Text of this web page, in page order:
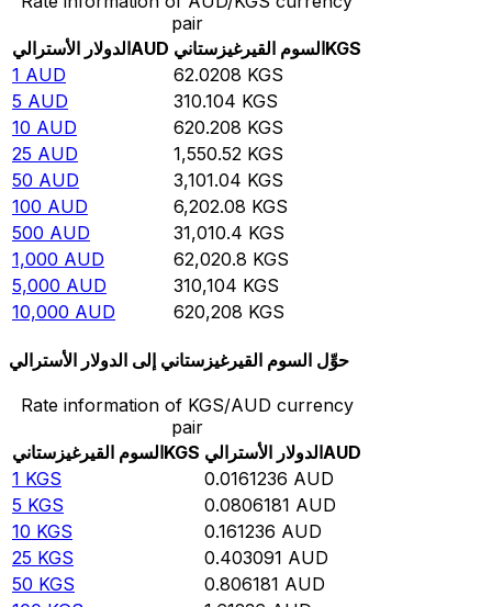
pair
الدولار الأستراليAUD السوم القيرغيزستانيKGS
1 AUD 62.0208 KGS
5 AUD 310.104 KGS
10 AUD 620.208 KGS
25 AUD 1,550.52 KGS
50 AUD 3,101.04 KGS
100 AUD 6,202.08 KGS
500 AUD 31,010.4 KGS
1,000 AUD 62,020.8 KGS
5,000 AUD 310,104 KGS
10,000 AUD 620,208 KGS
حوِّل السوم القيرغيزستاني إلى الدولار الأسترالي
Rate information of KGS/AUD currency
pair
السوم القيرغيزستانيKGS الدولار الأستراليAUD
1 KGS 0.0161236 AUD
5 KGS 0.0806181 AUD
10 KGS 0.161236 AUD
25 KGS 0.403091 AUD
50 KGS 0.806181 AUD